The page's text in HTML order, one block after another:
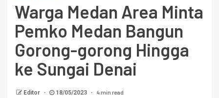
Warga Medan Area Minta
Pemko Medan Bangun
Gorong-gorong Hingga
ke Sungai Denai
Editor 18/05/2023 4 min read